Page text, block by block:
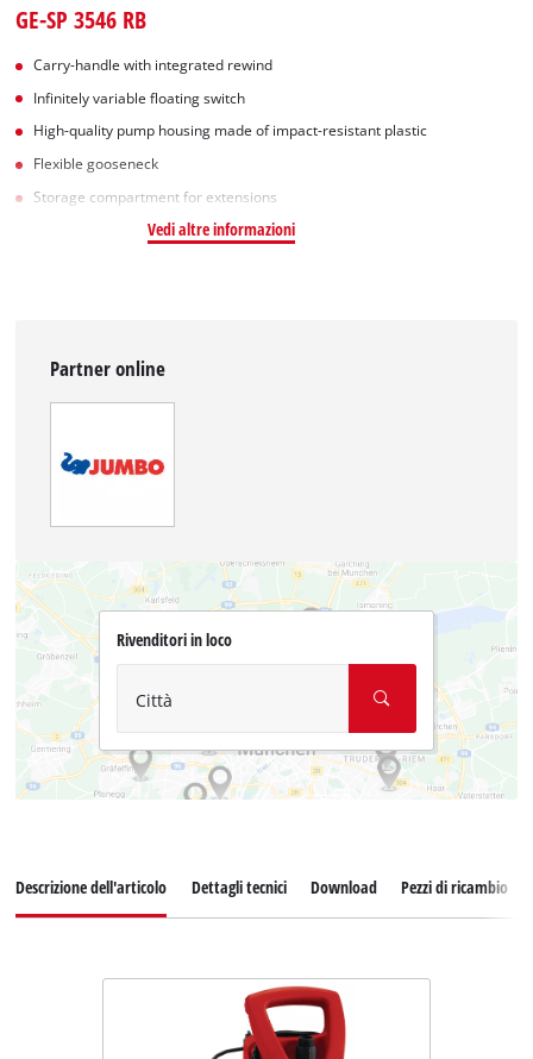
GE-SP 3546 RB
Carry-handle with integrated rewind
Infinitely variable floating switch
High-quality pump housing made of impact-resistant plastic
Flexible gooseneck
Storage compartment for extensions
Vedi altre informazioni
Partner online
Rivenditori in loco
Città
Descrizione dell'articolo Dettagli tecnici Download Pezzi di ricambio